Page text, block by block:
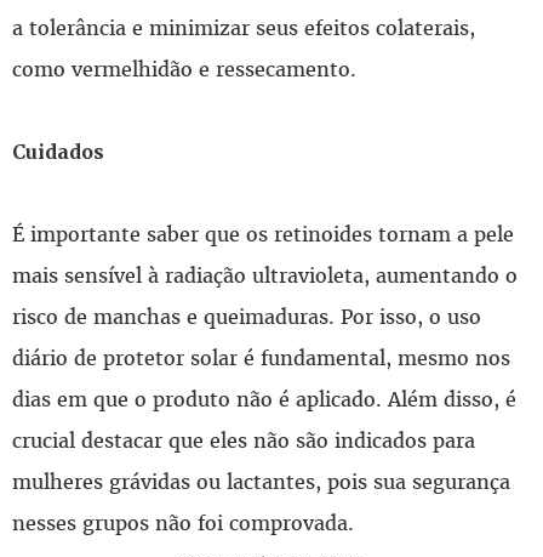
a tolerância e minimizar seus efeitos colaterais,
como vermelhidão e ressecamento.
Cuidados
É importante saber que os retinoides tornam a pele
mais sensível à radiação ultravioleta, aumentando o
risco de manchas e queimaduras. Por isso, o uso
diário de protetor solar é fundamental, mesmo nos
dias em que o produto não é aplicado. Além disso, é
crucial destacar que eles não são indicados para
mulheres grávidas ou lactantes, pois sua segurança
nesses grupos não foi comprovada.